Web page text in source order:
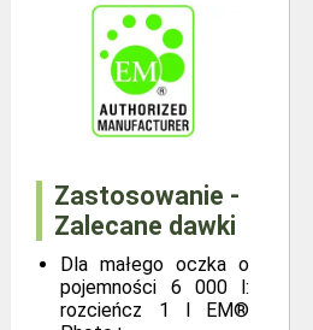
Zastosowanie -
Zalecane dawki
Dla małego oczka o
pojemności 6 000 l:
rozcieńcz 1 l EM®